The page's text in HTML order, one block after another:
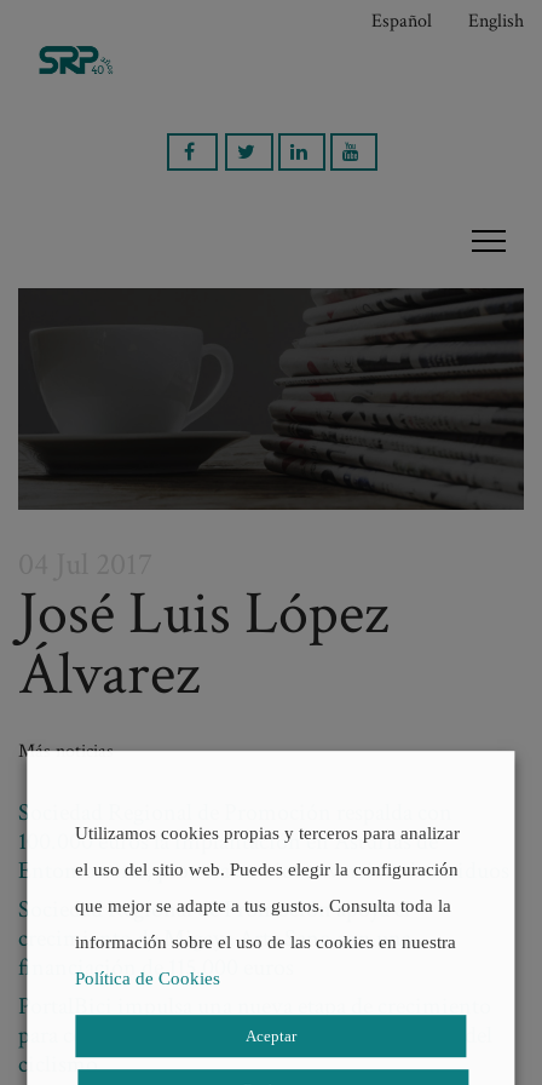
José Luis López
Álvarez
Más noticias
Sociedad Regional de Promoción respalda con
100.000 euros la implantación en Asturias de
Entomonorte, pionera en bioconversión de residuos
Sociedad Regional de Promoción apoya el
crecimiento de Migaya Arte Sano con una
financiación de 115.000 euros
PortalBici impulsa una nueva etapa de crecimiento
para convertirse en el marketplace de referencia del
ciclismo
Post
navigation
Español English
Utilizamos cookies propias y terceros para analizar
el uso del sitio web. Puedes elegir la configuración
que mejor se adapte a tus gustos. Consulta toda la
información sobre el uso de las cookies en nuestra
Política de Cookies
Aceptar